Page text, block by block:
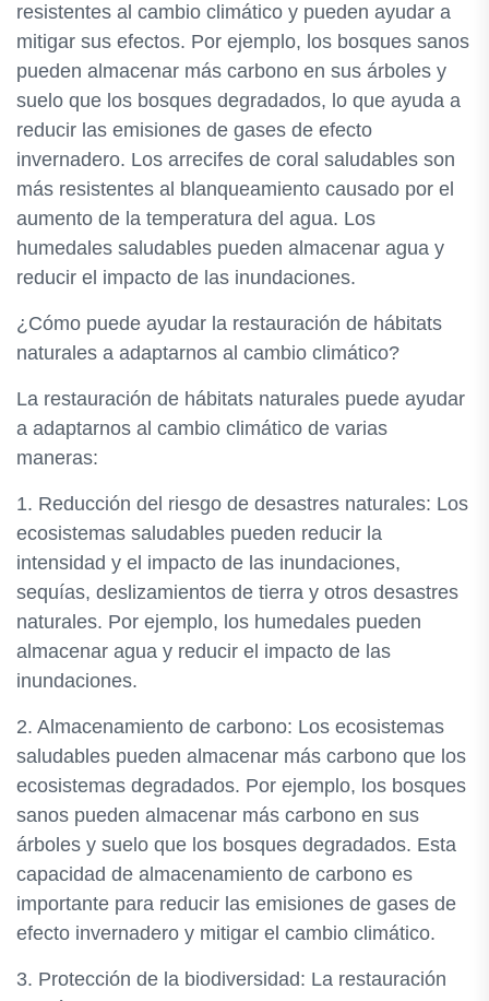
resistentes al cambio climático y pueden ayudar a
mitigar sus efectos. Por ejemplo, los bosques sanos
pueden almacenar más carbono en sus árboles y
suelo que los bosques degradados, lo que ayuda a
reducir las emisiones de gases de efecto
invernadero. Los arrecifes de coral saludables son
más resistentes al blanqueamiento causado por el
aumento de la temperatura del agua. Los
humedales saludables pueden almacenar agua y
reducir el impacto de las inundaciones.
¿Cómo puede ayudar la restauración de hábitats
naturales a adaptarnos al cambio climático?
La restauración de hábitats naturales puede ayudar
a adaptarnos al cambio climático de varias
maneras:
1. Reducción del riesgo de desastres naturales: Los
ecosistemas saludables pueden reducir la
intensidad y el impacto de las inundaciones,
sequías, deslizamientos de tierra y otros desastres
naturales. Por ejemplo, los humedales pueden
almacenar agua y reducir el impacto de las
inundaciones.
2. Almacenamiento de carbono: Los ecosistemas
saludables pueden almacenar más carbono que los
ecosistemas degradados. Por ejemplo, los bosques
sanos pueden almacenar más carbono en sus
árboles y suelo que los bosques degradados. Esta
capacidad de almacenamiento de carbono es
importante para reducir las emisiones de gases de
efecto invernadero y mitigar el cambio climático.
3. Protección de la biodiversidad: La restauración